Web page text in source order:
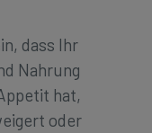
dass Ihr
Nahrung
hat,
oder